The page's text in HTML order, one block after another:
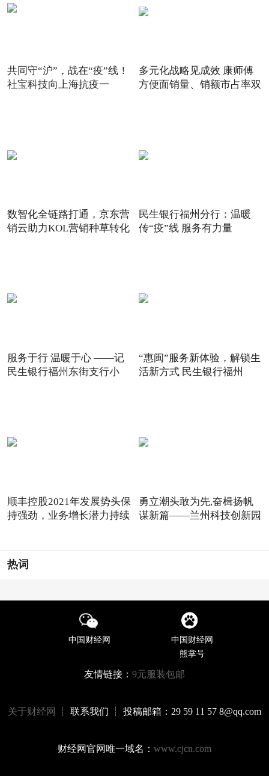
共同守“沪”，战在“疫”线！
社宝科技向上海抗疫一
多元化战略见成效 康师傅
方便面销量、销额市占率双
数智化全链路打通，京东营
销云助力KOL营销种草转化
民生银行福州分行：温暖
传“疫”线 服务有力量
服务于行 温暖于心 ——记
民生银行福州东街支行小
“惠闽”服务新体验，解锁生
活新方式 民生银行福州
顺丰控股2021年发展势头保
持强劲，业务增长潜力持续
勇立潮头敢为先,奋楫扬帆
谋新篇——兰州科技创新园
热词
中国财经网
中国财经网
熊掌号
友情链接： 9元服装包邮
关于财经网 ┊ 联系我们 ┊ 投稿邮箱：29 59 11 57 8@qq.com
财经网官网唯一域名： www.cjcn.com